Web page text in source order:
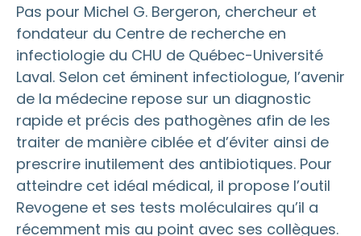
Pas pour Michel G. Bergeron, chercheur et
fondateur du Centre de recherche en
infectiologie du CHU de Québec-Université
Laval. Selon cet éminent infectiologue, l’avenir
de la médecine repose sur un diagnostic
rapide et précis des pathogènes afin de les
traiter de manière ciblée et d’éviter ainsi de
prescrire inutilement des antibiotiques. Pour
atteindre cet idéal médical, il propose l’outil
Revogene et ses tests moléculaires qu’il a
récemment mis au point avec ses collègues.